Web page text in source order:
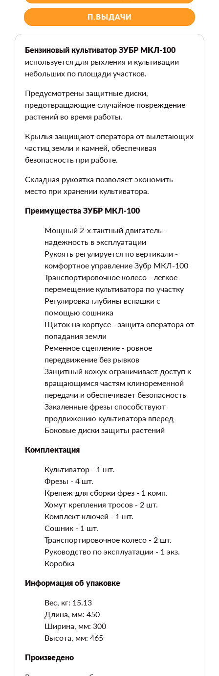
П.ВЫДАЧИ
Бензиновый культиватор ЗУБР МКЛ-100
используется для рыхления и культивации
небольших по площади участков.
Предусмотрены защитные диски,
предотвращающие случайное повреждение
растений во время работы.
Крылья защищают оператора от вылетающих
частиц земли и камней, обеспечивая
безопасность при работе.
Складная рукоятка позволяет экономить
место при хранении культиватора.
Преимущества ЗУБР МКЛ-100
Мощный 2-х тактный двигатель -
надежность в эксплуатации
Рукоять регулируется по вертикали -
комфортное управление Зубр МКЛ-100
Транспортировочное колесо - легкое
перемещение культиватора по участку
Регулировка глубины вспашки с
помощью сошника
Щиток на корпусе - защита оператора от
попадания земли
Ременное сцепление - ровное
передвижение без рывков
Защитный кожух ограничивает доступ к
вращающимся частям клиноременной
передачи и обеспечивает безопасность
Закаленные фрезы способствуют
продвижению культиватора вперед
Боковые диски защиты растений
Комплектация
Культиватор - 1 шт.
Фрезы - 4 шт.
Крепеж для сборки фрез - 1 комп.
Хомут крепления тросов - 2 шт.
Комплект ключей - 1 шт.
Сошник - 1 шт.
Транспортировочное колесо - 2 шт.
Руководство по эксплуатации - 1 экз.
Коробка
Информация об упаковке
Вес, кг: 15.13
Длина, мм: 450
Ширина, мм: 300
Высота, мм: 465
Произведено